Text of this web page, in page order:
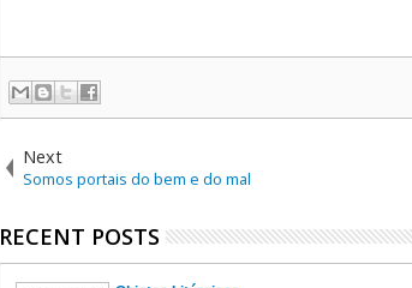
Next
Somos portais do bem e do mal
RECENT POSTS